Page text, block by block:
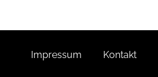
Impressum Kontakt